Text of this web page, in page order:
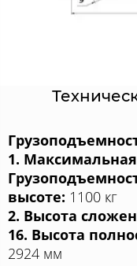
1.
высоте: 1100 кг
2. Высота
16. Высота
2924 мм